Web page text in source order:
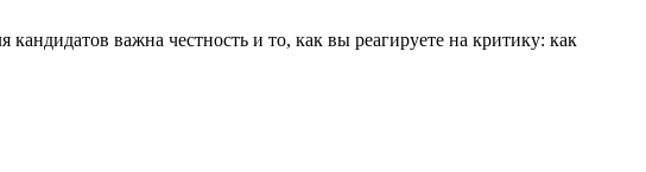
важна честность и то, как вы реагируете на критику: как